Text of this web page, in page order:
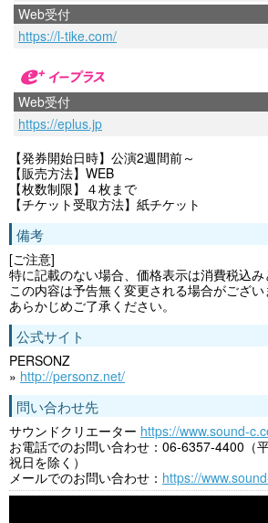
Web受付
https://l-tike.com/
Web受付
https://eplus.jp
【発券開始日時】公演2週間前～
【販売方法】WEB
【枚数制限】４枚まで
【チケット受取方法】紙チケット
備考
[ご注意]
特に記載のない場合、価格表示は消費税込み
この内容は予告無く変更される場合がござい
あらかじめご了承ください。
公式サイト
PERSONZ
» http://personz.net/
問い合わせ先
サウンドクリエーター https://www.sound-
お電話でのお問い合わせ：06-6357-4400（
祝日を除く）
メールでのお問い合わせ： https://